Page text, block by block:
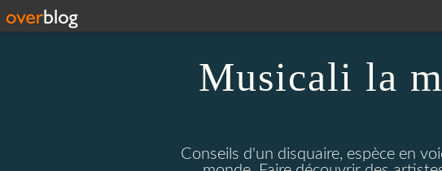
Musicali la
Conseils d'un disquaire, espèce en